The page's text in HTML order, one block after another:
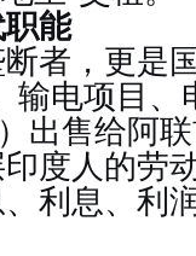
能
者，更是
输电项目
出售给阿
度人的劳
利息、利